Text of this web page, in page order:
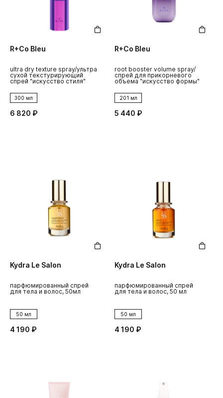
R+Co Bleu
ultra dry texture spray/ультра
сухой текстурирующий
спрей "искусство стиля"
300 мл
6 820 ₽
R+Co Bleu
root booster volume spray/
спрей для прикорневого
объема "искусство формы"
201 мл
5 440 ₽
Kydra Le Salon
парфюмированный спрей
для тела и волос, 50мл
50 мл
4 190 ₽
Kydra Le Salon
парфюмированный спрей
для тела и волос, 50 мл
50 мл
4 190 ₽